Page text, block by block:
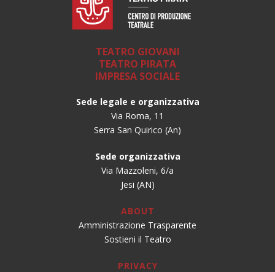
TEATRO GIOVANI
TEATRO PIRATA
IMPRESA SOCIALE
Sede legale e organizzativa
Via Roma, 11
Serra San Quirico (An)
Sede organizzativa
Via Mazzoleni, 6/a
Jesi (AN)
ABOUT
Amministrazione Trasparente
Sostieni il Teatro
PRIVACY